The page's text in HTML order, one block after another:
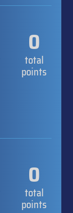
0
total
points
0
total
points